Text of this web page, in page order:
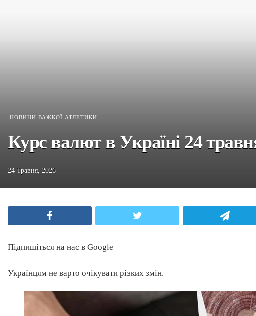
НОВИНИ ВАЖКОЇ АТЛЕТИКИ
Курс валют в Україні 24
24 Травня, 2026
Підпишіться на нас в Google
Українцям не варто очікувати різких змін.